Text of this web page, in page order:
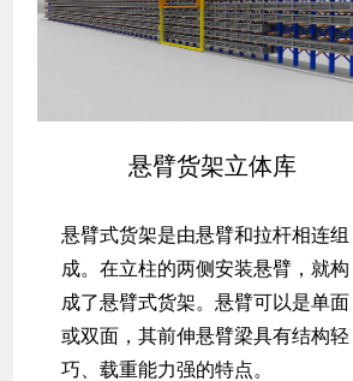
悬臂货架立体库
悬臂式货架是由悬臂和拉杆相连组
成。在立柱的两侧安装悬臂，就构
成了悬臂式货架。悬臂可以是单面
或双面，其前伸悬臂梁具有结构轻
巧、载重能力强的特点。